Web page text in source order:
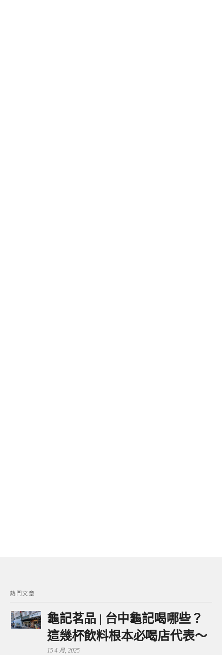
熱門文章
龜記茗品 | 台中龜記喝哪些？
這幾杯飲料根本必喝店代表～
15 4 月, 2025